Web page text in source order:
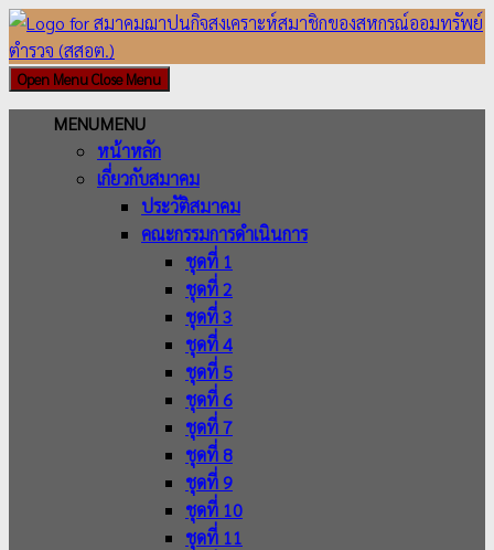
Skip
to
content
Open MenuClose Menu
MENUMENU
หน้าหลัก
เกี่ยวกับสมาคม
ประวัติสมาคม
คณะกรรมการดำเนินการ
ชุดที่ 1
ชุดที่ 2
ชุดที่ 3
ชุดที่ 4
ชุดที่ 5
ชุดที่ 6
ชุดที่ 7
ชุดที่ 8
ชุดที่ 9
ชุดที่ 10
ชุดที่ 11